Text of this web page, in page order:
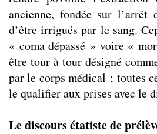
ancienne, fondée sur
d’être irrigués par le sang.
« coma dépassé » voire «
être tour à tour désigné
par le corps médical ; toutes
le qualifier aux prises avec le
Le discours étatiste de